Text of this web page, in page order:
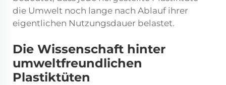
die Umwelt noch lange nach Ablauf ihrer
eigentlichen Nutzungsdauer belastet.
Die Wissenschaft hinter
umweltfreundlichen
Plastiktüten